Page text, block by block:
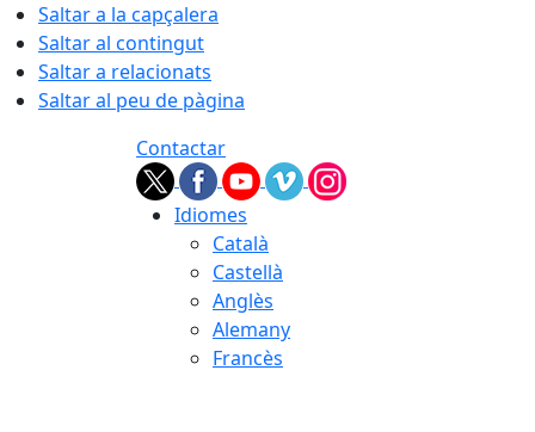
Saltar a la capçalera
Saltar al contingut
Saltar a relacionats
Saltar al peu de pàgina
Contactar
Idiomes
Català
Castellà
Anglès
Alemany
Francès